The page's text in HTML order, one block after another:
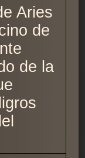
Aries
de
de la